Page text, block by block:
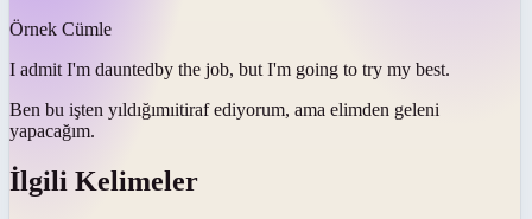
Örnek Cümle
I admit I'm dauntedby the job, but I'm going to try my best.
Ben bu işten yıldığımıitiraf ediyorum, ama elimden geleni
yapacağım.
İlgili Kelimeler